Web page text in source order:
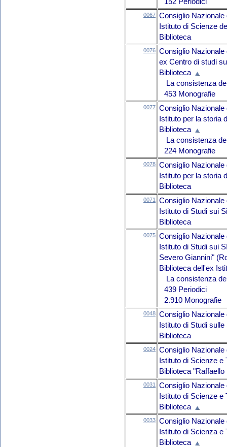
0067 Consiglio Nazionale
Istituto di Scienze
Biblioteca
0076 Consiglio Nazionale
ex Centro di studi
Biblioteca
La consistenza
453 Monografie
0077 Consiglio Nazionale
Istituto per la storia
Biblioteca
La consistenza
224 Monografie
0078 Consiglio Nazionale
Istituto per la storia
Biblioteca
0071
Consiglio Nazionale
Istituto di Studi sui
Biblioteca
0075 Consiglio Nazionale
Istituto di Studi sui
Severo Giannini"
Biblioteca dell'ex
La consistenza
439 Periodici
2.910 Monografie
0048 Consiglio Nazionale
Istituto di Studi
Biblioteca
0024 Consiglio Nazionale
Istituto di Scienze e
Biblioteca "Raffaello
0031
Consiglio Nazionale
Istituto di Scienze e
Biblioteca
0033 Consiglio Nazionale
Istituto di Scienza
Biblioteca